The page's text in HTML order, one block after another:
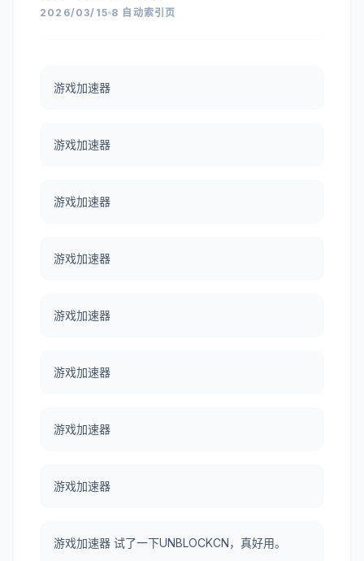
2026/03/15 8 自动索引页
游戏加速器
游戏加速器
游戏加速器
游戏加速器
游戏加速器
游戏加速器
游戏加速器
游戏加速器
游戏加速器 试了一下UNBLOCKCN，真好用。